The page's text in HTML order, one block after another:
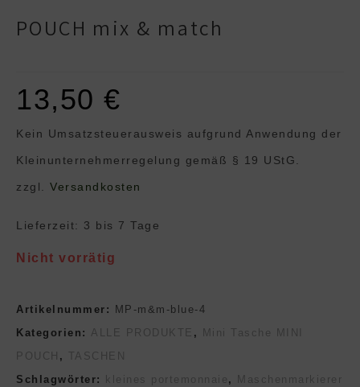
POUCH mix & match
13,50 €
Kein Umsatzsteuerausweis aufgrund Anwendung der
Klein­unternehmer­regelung gemäß § 19 UStG.
zzgl. Versandkosten
Lieferzeit: 3 bis 7 Tage
Nicht vorrätig
Artikelnummer:
MP-m&m-blue-4
Kategorien: ALLE PRODUKTE ,
Mini Tasche MINI
POUCH , TASCHEN
Schlagwörter:
kleines portemonnaie ,
Maschenmarkierer